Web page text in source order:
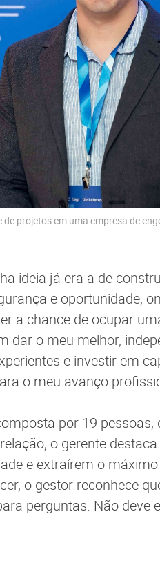
projetos em uma empresa de
ideia já era a de
e oportunidade,
a chance de ocupar
dar o meu melhor,
e investir em
o meu avanço
por 19
o gerente
e extraírem o
o gestor reconhece
perguntas. Não deve